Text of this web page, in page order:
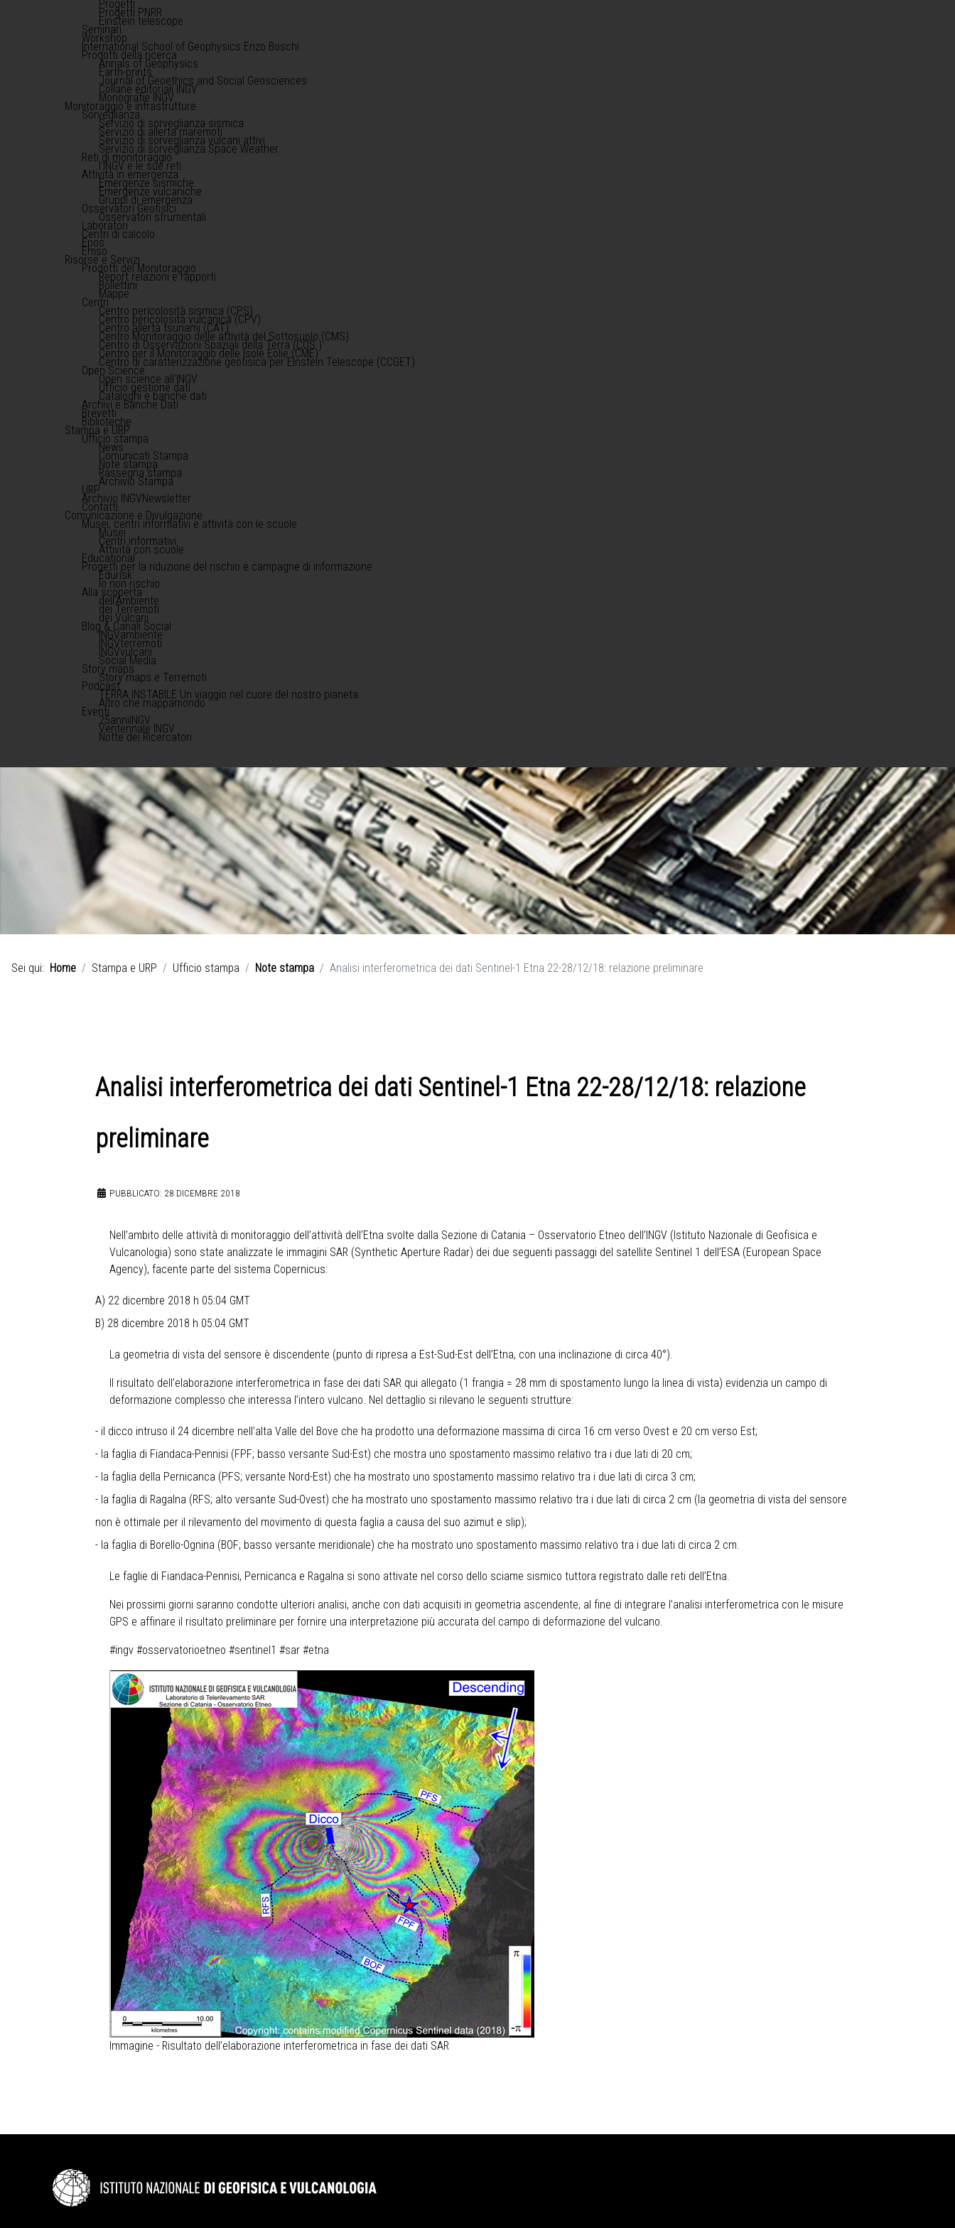
Progetti
Progetti PNRR
Einstein telescope
Seminari
Workshop
International School of Geophysics Enzo Boschi
Prodotti della ricerca
Annals of Geophysics
Earth-prints
Journal of Geoethics and Social Geosciences
Collane editoriali INGV
Monografie INGV
Monitoraggio e infrastrutture
Sorveglianza
Servizio di sorveglianza sismica
Servizio di allerta maremoti
Servizio di sorveglianza vulcani attivi
Servizio di sorveglianza Space Weather
Reti di monitoraggio
l'INGV e le sue reti
Attività in emergenza
Emergenze sismiche
Emergenze vulcaniche
Gruppi di emergenza
Osservatori Geofisici
Osservatori strumentali
Laboratori
Centri di calcolo
Epos
Emso
Risorse e Servizi
Prodotti del Monitoraggio
Report relazioni e rapporti
Bollettini
Mappe
Centri
Centro pericolosità sismica (CPS)
Centro pericolosità vulcanica (CPV)
Centro allerta tsunami (CAT)
Centro Monitoraggio delle attività del Sottosuolo (CMS)
Centro di Osservazioni Spaziali della Terra (COS )
Centro per il Monitoraggio delle Isole Eolie (CME)
Centro di caratterizzazione geofisica per Einstein Telescope (CCGET)
Open Science
Open science all'INGV
Ufficio gestione dati
Cataloghi e banche dati
Archivi e Banche Dati
Brevetti
Biblioteche
Stampa e URP
Ufficio stampa
News
Comunicati Stampa
Note stampa
Rassegna stampa
Archivio Stampa
URP
Archivio INGVNewsletter
Contatti
Comunicazione e Divulgazione
Musei, centri informativi e attività con le scuole
Musei
Centri informativi
Attività con scuole
Educational
Progetti per la riduzione del rischio e campagne di informazione
Edurisk
Io non rischio
Alla scoperta
dell'Ambiente
dei Terremoti
dei Vulcani
Blog & Canali Social
INGVambiente
INGVterremoti
INGVvulcani
Social Media
Story maps
Story maps e Terremoti
Podcast
TERRA INSTABILE Un viaggio nel cuore del nostro pianeta
Altro che mappamondo
Eventi
25anniINGV
Ventennale INGV
Notte dei Ricercatori
Sei qui: Home Stampa e URP Ufficio stampa Note stampa Analisi interferometrica dei dati Sentinel-1 Etna 22-28/12/18: relazione preliminare
Analisi interferometrica dei dati Sentinel-1 Etna 22-28/12/18: relazione
preliminare
PUBBLICATO: 28 DICEMBRE 2018
Nell’ambito delle attività di monitoraggio dell’attività dell’Etna svolte dalla Sezione di Catania – Osservatorio Etneo dell’INGV (Istituto Nazionale di Geofisica e
Vulcanologia) sono state analizzate le immagini SAR (Synthetic Aperture Radar) dei due seguenti passaggi del satellite Sentinel 1 dell’ESA (European Space
Agency), facente parte del sistema Copernicus:
A) 22 dicembre 2018 h 05:04 GMT
B) 28 dicembre 2018 h 05:04 GMT
La geometria di vista del sensore è discendente (punto di ripresa a Est-Sud-Est dell’Etna, con una inclinazione di circa 40°).
Il risultato dell’elaborazione interferometrica in fase dei dati SAR qui allegato (1 frangia = 28 mm di spostamento lungo la linea di vista) evidenzia un campo di
deformazione complesso che interessa l’intero vulcano. Nel dettaglio si rilevano le seguenti strutture:
- il dicco intruso il 24 dicembre nell’alta Valle del Bove che ha prodotto una deformazione massima di circa 16 cm verso Ovest e 20 cm verso Est;
- la faglia di Fiandaca-Pennisi (FPF; basso versante Sud-Est) che mostra uno spostamento massimo relativo tra i due lati di 20 cm;
- la faglia della Pernicanca (PFS; versante Nord-Est) che ha mostrato uno spostamento massimo relativo tra i due lati di circa 3 cm;
- la faglia di Ragalna (RFS; alto versante Sud-Ovest) che ha mostrato uno spostamento massimo relativo tra i due lati di circa 2 cm (la geometria di vista del sensore
non è ottimale per il rilevamento del movimento di questa faglia a causa del suo azimut e slip);
- la faglia di Borello-Ognina (BOF; basso versante meridionale) che ha mostrato uno spostamento massimo relativo tra i due lati di circa 2 cm.
Le faglie di Fiandaca-Pennisi, Pernicanca e Ragalna si sono attivate nel corso dello sciame sismico tuttora registrato dalle reti dell’Etna.
Nei prossimi giorni saranno condotte ulteriori analisi, anche con dati acquisiti in geometria ascendente, al fine di integrare l’analisi interferometrica con le misure
GPS e affinare il risultato preliminare per fornire una interpretazione più accurata del campo di deformazione del vulcano.
#ingv #osservatorioetneo #sentinel1 #sar #etna
Immagine - Risultato dell’elaborazione interferometrica in fase dei dati SAR